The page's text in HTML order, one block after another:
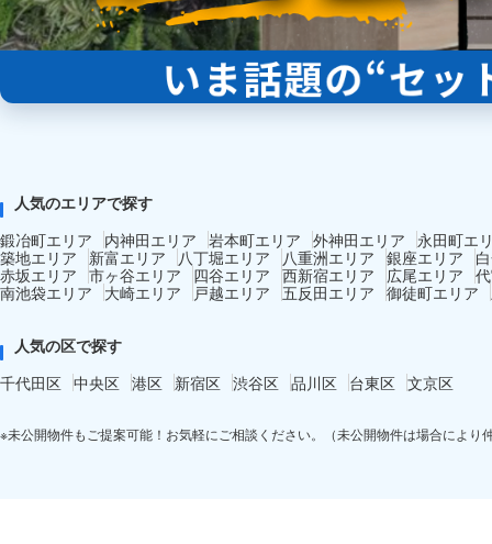
人気のエリアで探す
鍛冶町エリア
内神田エリア 岩本町エリア 外神田エリア
永田町エ
築地エリア
新富エリア 八丁堀エリア 八重洲エリア 銀座エリア
赤坂エリア 市ヶ谷エリア 四谷エリア 西新宿エリア 広尾エリア
南池袋エリア
大崎エリア 戸越エリア 五反田エリア 御徒町エリア
人気の区で探す
千代田区 中央区 港区 新宿区 渋谷区 品川区 台東区 文京区
※未公開物件もご提案可能！お気軽にご相談ください。（未公開物件は場合により